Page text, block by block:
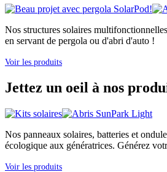
Nos structures solaires
en servant de pergola ou d'abri d'auto !
Voir les produits
Jettez un oeil à nos
Nos panneaux solaires, batteries et
écologique aux génératrices. Générez
Voir les produits